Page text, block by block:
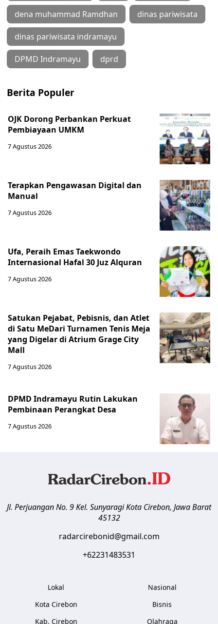
dena muhammad Ramdhan dinas pariwisata
dinas pariwisata indramayu
DPMD Indramayu dprd
Berita Populer
OJK Dorong Perbankan Perkuat
Pembiayaan UMKM
7 Agustus 2026
Terapkan Pengawasan Digital dan
Manual
7 Agustus 2026
Ufa, Peraih Emas Taekwondo
Internasional Hafal 30 Juz Alquran
7 Agustus 2026
Satukan Pejabat, Pebisnis, dan Atlet
di Satu MeDari Turnamen Tenis Meja
yang Digelar di Atrium Grage City
Mall
7 Agustus 2026
DPMD Indramayu Rutin Lakukan
Pembinaan Perangkat Desa
7 Agustus 2026
Jl. Perjuangan No. 9 Kel. SunyaragiKota Cirebon, Jawa Barat
45132
radarcirebonid@gmail.com
+62231483531
Lokal
Kota Cirebon
Kab. Cirebon
Nasional
Bisnis
Olahraga